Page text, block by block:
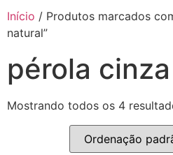
Início / Produtos marcados
natural”
pérola
Mostrando todos os 4